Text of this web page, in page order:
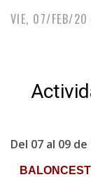
VIE, 07/FEB/20
Del 07 al 09